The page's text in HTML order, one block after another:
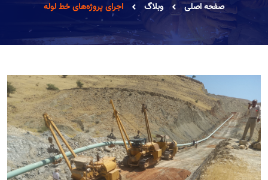
صفحه اصلی وبلاگ اجرای پروژه‌های خط لوله